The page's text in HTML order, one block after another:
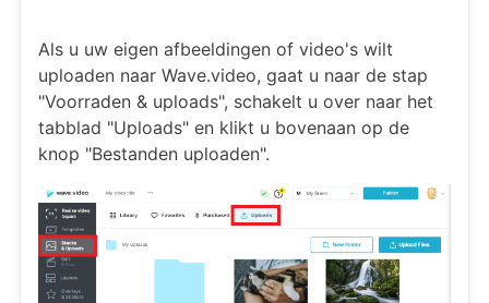
Als u uw eigen afbeeldingen of video's wilt
uploaden naar Wave.video, gaat u naar de stap
"Voorraden & uploads", schakelt u over naar het
tabblad "Uploads" en klikt u bovenaan op de
knop "Bestanden uploaden".